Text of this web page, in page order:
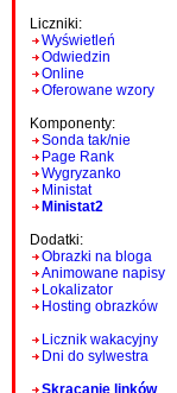
Liczniki:
Wyświetleń
Odwiedzin
Online
Oferowane wzory
Komponenty:
Sonda tak/nie
Page Rank
Wygryzanko
Ministat
Ministat2
Dodatki:
Obrazki na bloga
Animowane napisy
Lokalizator
Hosting obrazków
Licznik wakacyjny
Dni do sylwestra
Skracanie linków